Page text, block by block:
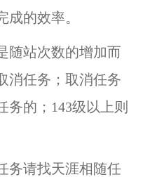
成的效率。
站次数的增加而
消任务；取消任务
务的；143级以上则
请找天涯相随任